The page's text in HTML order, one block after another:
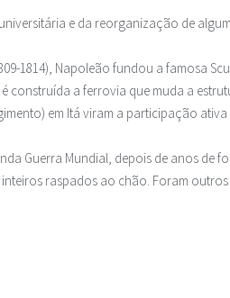
e da reorganização de
1814), Napoleão fundou a famosa
construída a ferrovia que muda a
em Itá viram a participação
Guerra Mundial, depois de anos de
raspados ao chão. Foram